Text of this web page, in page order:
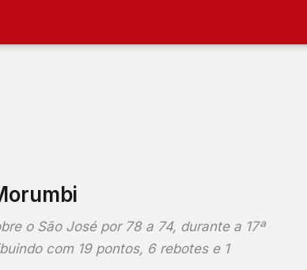
o São José por 78 a 74, durante a 17ª
com 19 pontos, 6 rebotes e 1